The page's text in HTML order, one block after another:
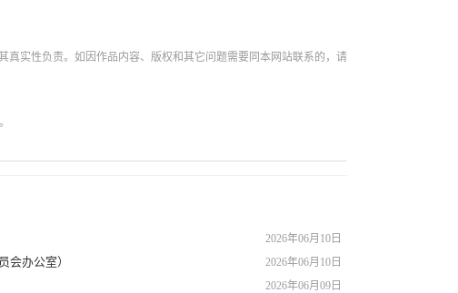
实性负责。如因作品内容、版权和其它问题需要同本网站联系的，请
2026年06月10日
2026年06月10日
会办公室）
2026年06月09日